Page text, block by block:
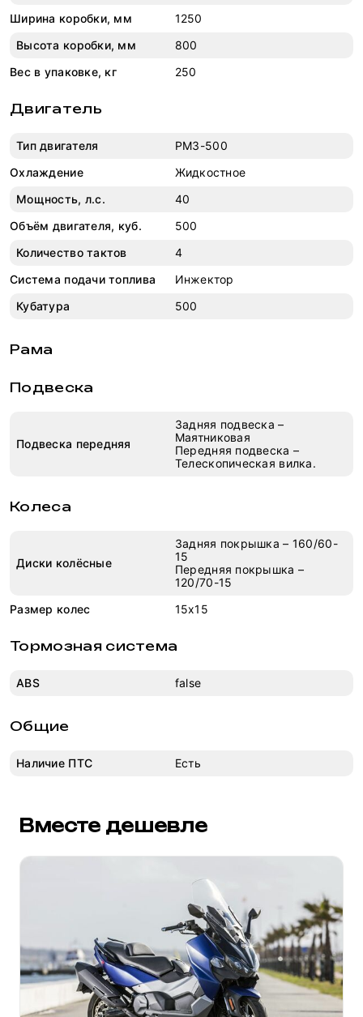
Ширина коробки, мм
1250
Высота коробки, мм
800
Вес в упаковке, кг
250
Двигатель
Тип двигателя
PM3-500
Охлаждение
Жидкостное
Мощность, л.с.
40
Объём двигателя, куб.
500
Количество тактов
4
Система подачи топлива
Инжектор
Кубатура
500
Рама
Подвеска
Подвеска передняя
Задняя подвеска –
Маятниковая
Передняя подвеска –
Телескопическая вилка.
Колеса
Диски колёсные
Задняя покрышка – 160/60-
15
Передняя покрышка –
120/70-15
Размер колес
15x15
Тормозная система
ABS false
Общие
Наличие ПТС Есть
Вместе дешевле